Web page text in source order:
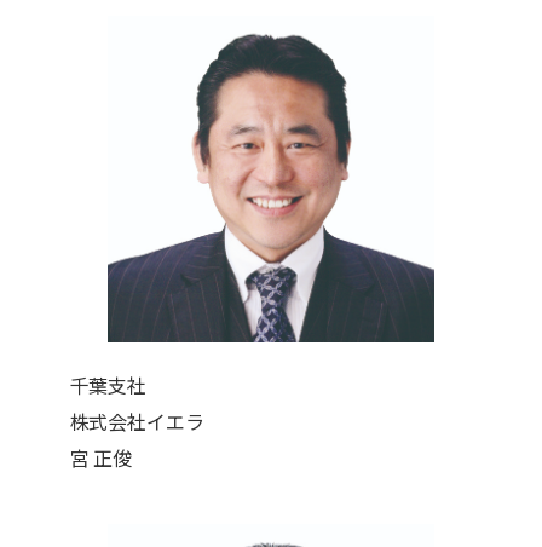
千葉支社
株式会社イエラ
宮 正俊